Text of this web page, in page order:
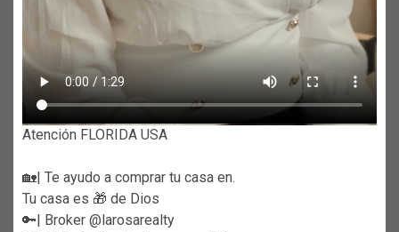
Atención FLORIDA USA
🏡| Te ayudo a comprar tu casa en.
Tu casa es 🎁 de Dios
🔑| Broker @larosarealty